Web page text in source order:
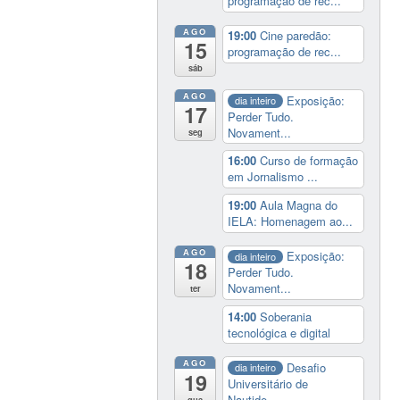
AGO
15
sáb
19:00Cine paredão:
programação de rec...
AGO
17
seg
dia inteiro
Exposição:
Perder Tudo.
Novament...
16:00Curso de formação
em Jornalismo ...
19:00Aula Magna do
IELA: Homenagem ao...
AGO
18
ter
dia inteiro
Exposição:
Perder Tudo.
Novament...
14:00Soberania
tecnológica e digital
AGO
19
dia inteiro
Desafio
Universitário de